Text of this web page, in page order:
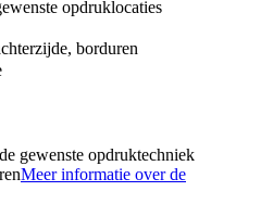
opdruklocaties
borduren
gewenste opdruktechniek
Meer informatie over de